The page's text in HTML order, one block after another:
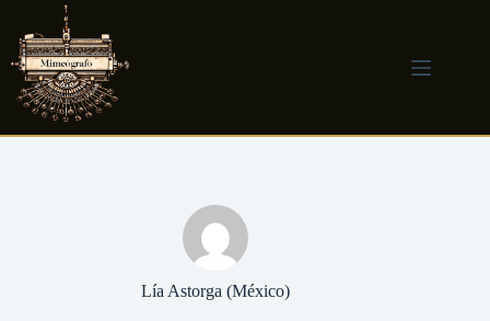
contenido
Lía Astorga (México)